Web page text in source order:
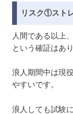
リスク①スト
人間である以上
という確証はあ
浪人期間中は現
やすいです。
浪人しても試験